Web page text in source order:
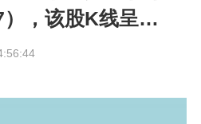
，该股K线呈
视焦点讯